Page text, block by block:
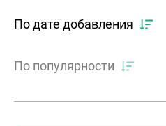
По дате добавления
По популярности